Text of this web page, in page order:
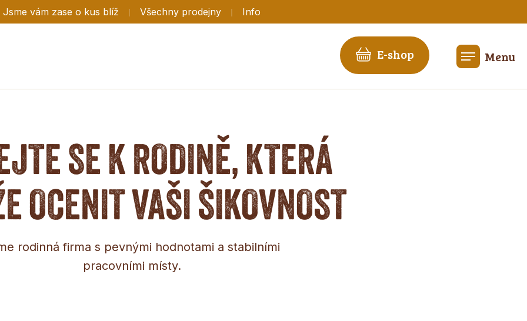
Jsme vám zase o kus blíž | Všechny prodejny | Info
E-shop Menu
SE K RODINĚ, KTERÁ
OCENIT VAŠI ŠIKOVNOST
rodinná firma s pevnými hodnotami a stabilními
pracovními místy.